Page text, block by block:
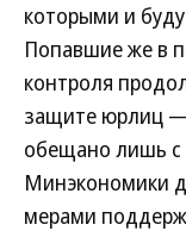
которыми и
Попавшие же в
контроля
защите юрлиц —
обещано лишь с
Минэкономики
мерами